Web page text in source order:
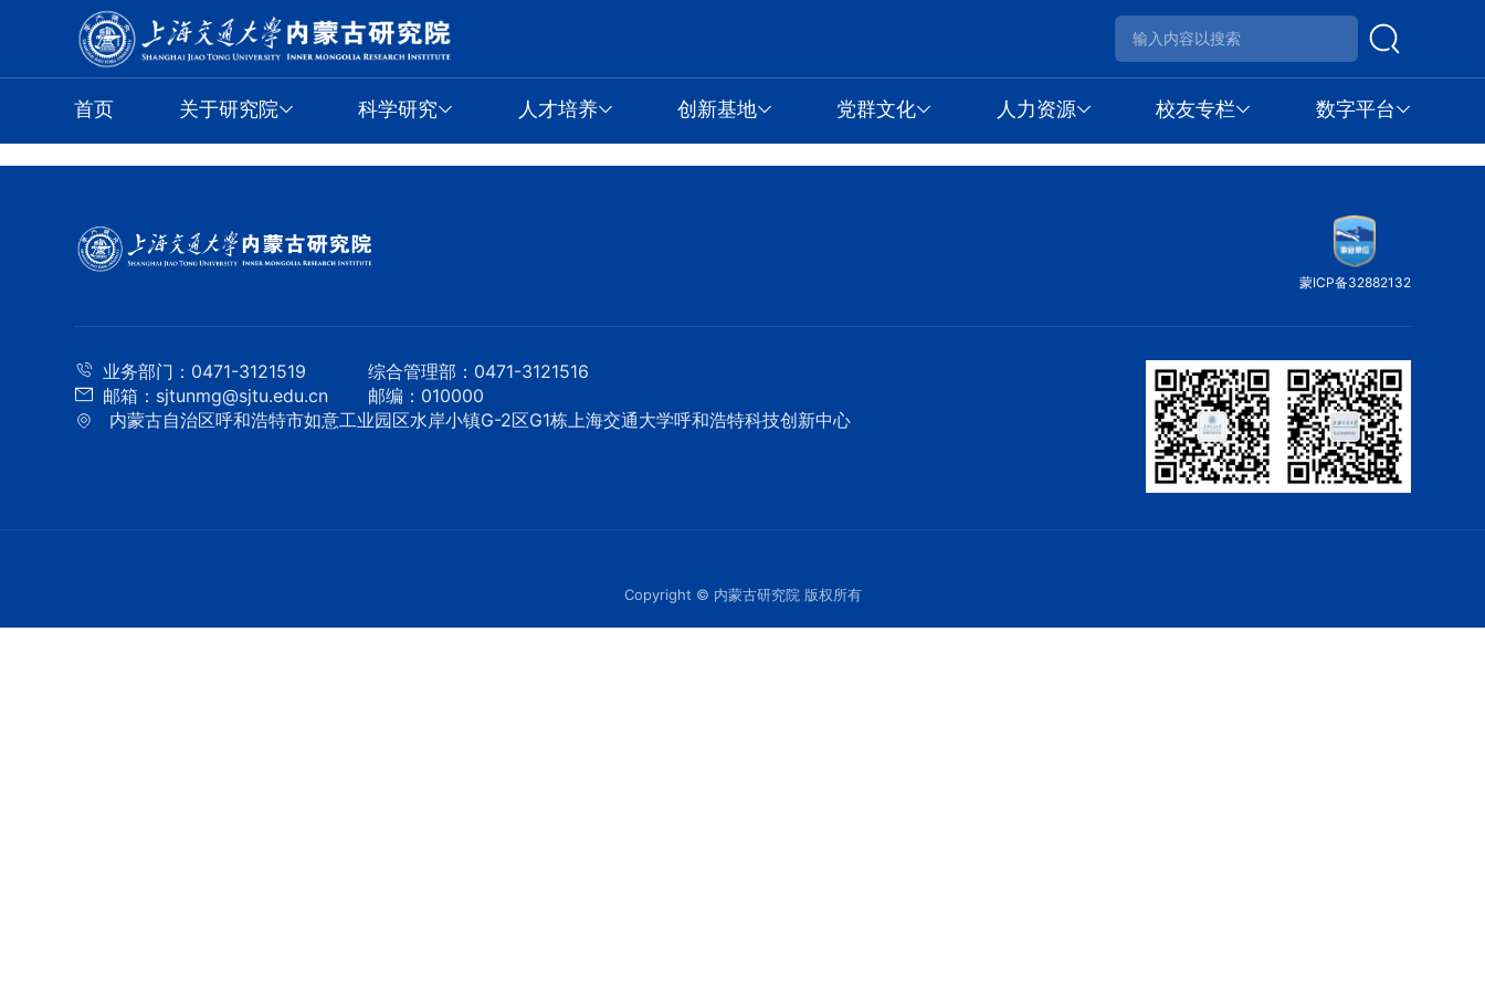
首页 关于研究院 科学研究 人才培养 创新基地 党群文化 人力资源 校友专栏 数字平台
蒙ICP备32882132
业务部门：0471-3121519
综合管理部：0471-3121516
邮箱：sjtunmg@sjtu.edu.cn
邮编：010000
内蒙古自治区呼和浩特市如意工业园区水岸小镇G-2区G1栋上海交通大学呼和浩特科技创新中心
Copyright © 内蒙古研究院 版权所有